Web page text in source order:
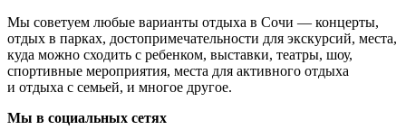
Мы советуем любые варианты отдыха в Сочи — концерты,
отдых в парках, достопримечательности для экскурсий, места,
куда можно сходить с ребенком, выставки, театры, шоу,
спортивные мероприятия, места для активного отдыха
и отдыха с семьей, и многое другое.
Мы в социальных сетях